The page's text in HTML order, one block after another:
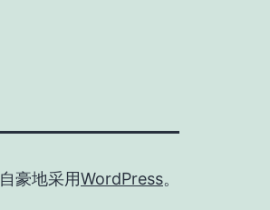
自豪地采用WordPress。